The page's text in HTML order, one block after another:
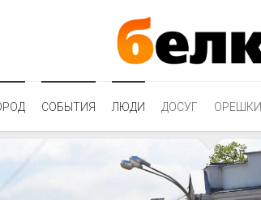
СОБЫТИЯ ЛЮДИ ДОСУГ ОРЕШКИ